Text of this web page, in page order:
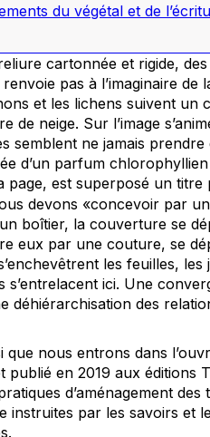
du végétal et de
cartonnée et rigide,
pas à l’imaginaire
et les lichens suivent un
de neige. Sur l’image
semblent ne jamais prendre
d’un parfum
page, est superposé un titre
devons «concevoir par
boîtier, la couverture se
eux par une couture, se
les feuilles,
s’entrelacent ici. Une
déhiérarchisation des
que nous entrons dans
publié en 2019 aux éditions
d’aménagement
instruites par les savoirs et